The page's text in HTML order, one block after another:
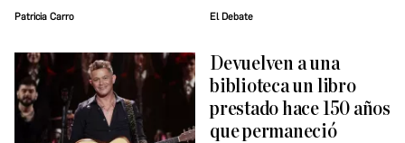
Patricia Carro El Debate
Devuelven a una
biblioteca un libro
prestado hace 150 años
que permaneció